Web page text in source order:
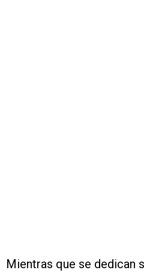
Mientras que se dedican